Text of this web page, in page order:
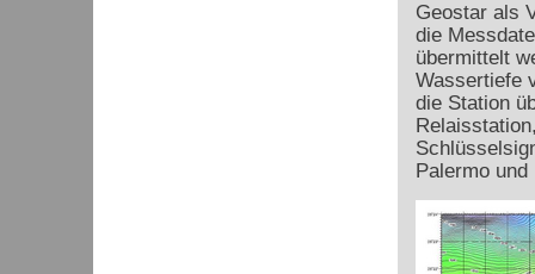
Geostar als
die
übermittelt
Wassertiefe
die Station
Palermo